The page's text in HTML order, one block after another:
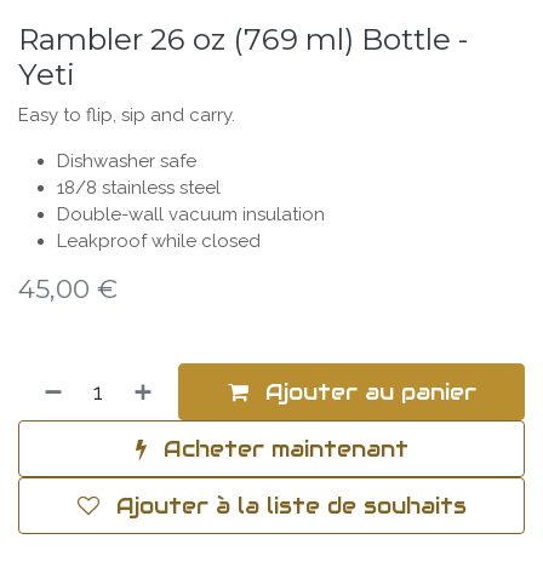
Rambler 26 oz (769 ml) Bottle -
Yeti
Easy to flip, sip and carry.
Dishwasher safe
18/8 stainless steel
Double-wall vacuum insulation
Leakproof while closed
45,00 €
Ajouter au panier
Acheter maintenant
Ajouter à la liste de souhaits